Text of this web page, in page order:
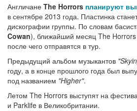
Англичане The Horrors планируют
в сентябре 2013 года. Пластинка
дискографии группы. По словам
Cowan), ближайший месяц The Horrors
после чего отправятся в тур.
Предыдущий альбом музыкантов
году, а в конце прошлого года был
под названием "Higher".
Летом The Horrors выступят на
и Parklife в Великобритании.